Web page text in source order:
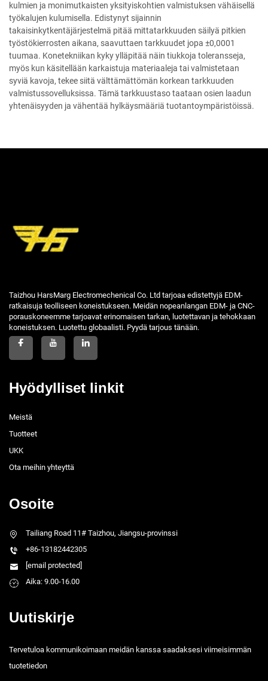
kulmien ja monimutkaisten yksityiskohtien valmistuksen vähäisellä
työkalujen kulumisella. Edistynyt sijainnin
takaisinkytkentäjärjestelmä pitää mittatarkkuuden säilyä pitkien
työstökierrosten aikana, saavuttaen tarkkuudet jopa ±0,0001
tuumaa. Konetekniikan kyky ylläpitää näin tiukkoja toleransseja,
myös kun käsitellään karkaistuja materiaaleja tai valmistetaan
syviä kavoja, tekee siitä välttämättömän korkean tarkkuuden
valmistussovelluksissa. Tämä tarkkuustaso taataan osien laadun
yhtenäisyyden ja vähentää hylkäysmääriä tuotantoympäristöissä.
Taizhou HarsMarg Electromechenical Co. Ltd tarjoaa edistettyjä EDM-
ratkaisuja teolliseen koneistukseen. Meidän nopeanlangan EDM- ja CNC-
porauskoneemme tarjoavat erinomaisen tarkan, luotettavan ja tehokkaan
koneistuksen. Luotettu globaalisti. Pyydä tarjous tänään.
Hyödylliset linkit
Meistä
Tuotteet
UKK
Ota meihin yhteyttä
Osoite
Tailiang Road 11# Taizhou, Jiangsu-provinssi
+86-13182442305
[email protected]
Aika: 9.00-16.00
Uutiskirje
Tervetuloa kommunikoimaan meidän kanssa saadaksesi viimeisimmän
tuotetiedon